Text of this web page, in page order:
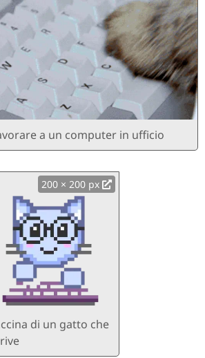
a un computer in ufficio
200 × 200 px
di un gatto che